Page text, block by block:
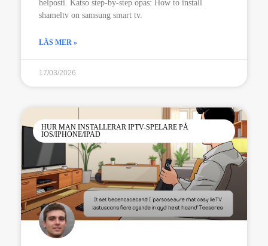
helposti. Katso step-by-step opas: How to install
shameltv on samsung smart tv.
LÄS MER »
17/03/2026
HUR MAN INSTALLERAR IPTV-SPELARE PÅ
IOS/IPHONE/IPAD